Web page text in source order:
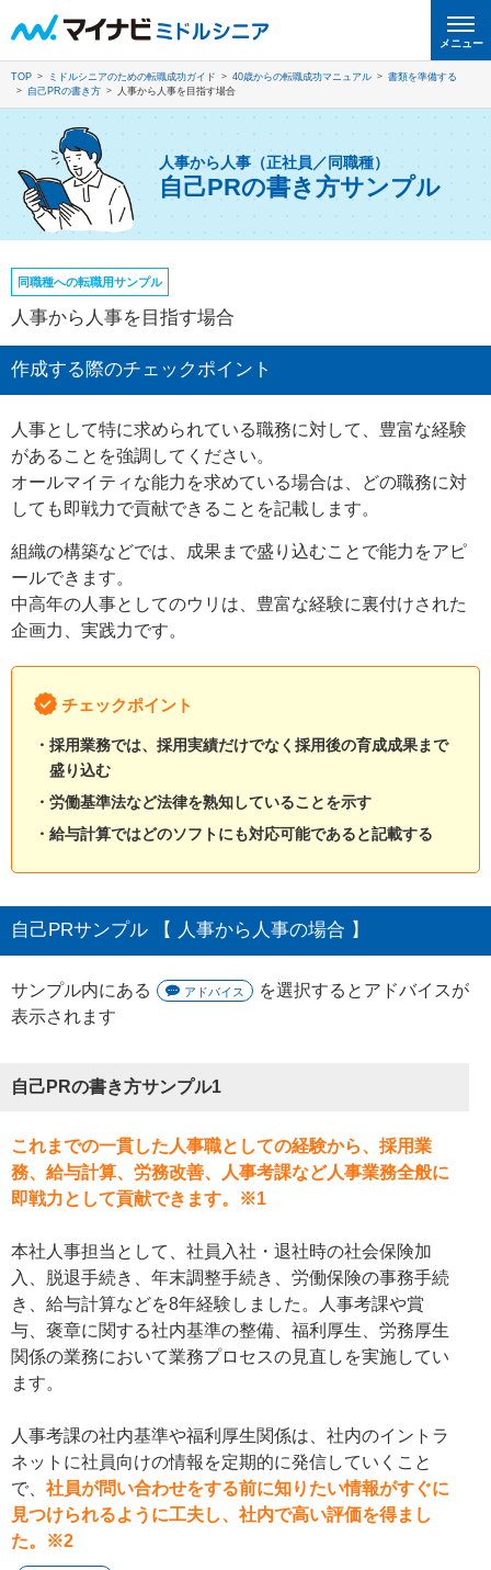
メニュー
TOP ミドルシニアのための転職成功ガイド 40歳からの転職成功マニュアル
書類を準備する
自己PRの書き方
人事から人事を目指す場合
人事から人事（正社員／同職種）
自己PRの書き方サンプル
同職種への転職用サンプル
人事から人事を目指す場合
作成する際のチェックポイント
人事として特に求められている職務に対して、豊富な経験
があることを強調してください。
オールマイティな能力を求めている場合は、どの職務に対
しても即戦力で貢献できることを記載します。
組織の構築などでは、成果まで盛り込むことで能力をアピ
ールできます。
中高年の人事としてのウリは、豊富な経験に裏付けされた
企画力、実践力です。
チェックポイント
採用業務では、採用実績だけでなく採用後の育成成果まで
盛り込む
労働基準法など法律を熟知していることを示す
給与計算ではどのソフトにも対応可能であると記載する
自己PRサンプル 【 人事から人事の場合 】
サンプル内にある アドバイス
を選択するとアドバイスが
表示されます
自己PRの書き方サンプル1
これまでの一貫した人事職としての経験から、採用業
務、給与計算、労務改善、人事考課など人事業務全般に
即戦力として貢献できます。※1
本社人事担当として、社員入社・退社時の社会保険加
入、脱退手続き、年末調整手続き、労働保険の事務手続
き、給与計算などを8年経験しました。人事考課や賞
与、褒章に関する社内基準の整備、福利厚生、労務厚生
関係の業務において業務プロセスの見直しを実施してい
ます。
人事考課の社内基準や福利厚生関係は、社内のイントラ
ネットに社員向けの情報を定期的に発信していくこと
で、 社員が問い合わせをする前に知りたい情報がすぐに
見つけられるように工夫し、社内で高い評価を得まし
た。※2